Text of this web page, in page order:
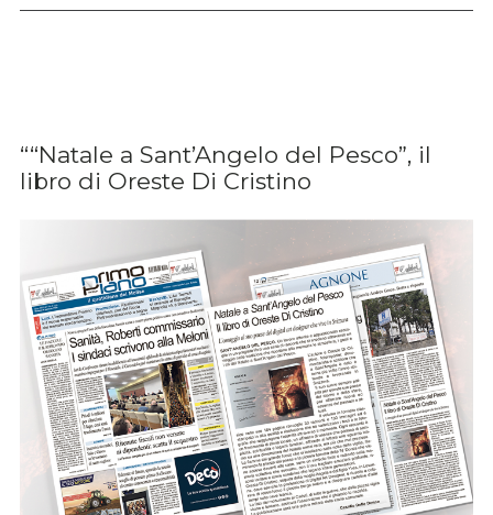
““Natale a Sant’Angelo del Pesco”, il
libro di Oreste Di Cristino